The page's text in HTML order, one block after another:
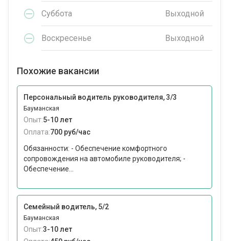
Суббота Выходной
Воскресенье Выходной
Похожие вакансии
Персональный водитель руководителя, 3/3
Бауманская
Опыт:5-10 лет
Оплата:700 руб/час
Обязанности: - Обеспечение комфортного
сопровождения на автомобиле руководителя; -
Обеспечение...
Семейный водитель, 5/2
Бауманская
Опыт:3-10 лет